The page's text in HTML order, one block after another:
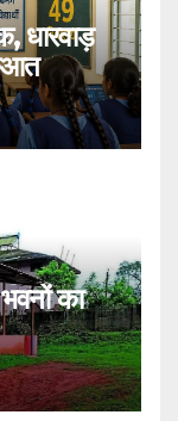
धारवाड़
का